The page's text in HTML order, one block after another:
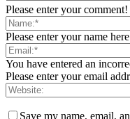
Please enter your comment!
Please enter your name here
You have entered an
Please enter your email
Save my name, email,